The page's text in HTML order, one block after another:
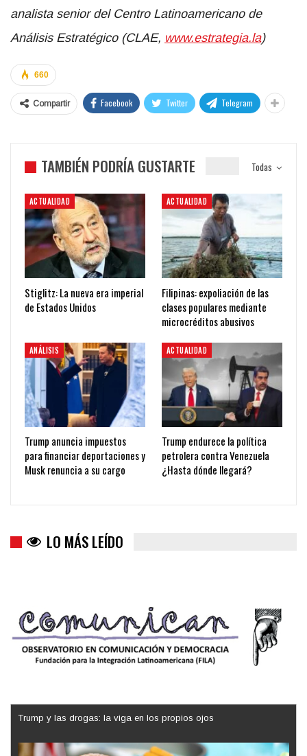
analista senior del Centro Latinoamericano de
Análisis Estratégico (CLAE, www.estrategia.la)
660
Compartir Facebook Twitter Telegram
Todas
TAMBIÉN PODRÍA GUSTARTE
ACTUALIDAD
Stiglitz: La nueva era imperial
de Estados Unidos
ACTUALIDAD
Filipinas: expoliación de las
clases populares mediante
microcréditos abusivos
ANÁLISIS
Trump anuncia impuestos
para financiar deportaciones y
Musk renuncia a su cargo
ACTUALIDAD
Trump endurece la política
petrolera contra Venezuela
¿Hasta dónde llegará?
LO MÁS LEÍDO
Trump y las drogas: la viga en los propios ojos